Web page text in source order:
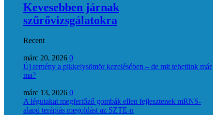
Kevesebben járnak
szűrővizsgálatokra
Recent
márc 20, 2026 0
Új remény a pikkelysömör kezelésében – de mit tehetünk már
ma?
márc 13, 2026 0
A légutakat megfertőző gombák ellen fejlesztenek mRNS-
alapú terápiás megoldást az SZTE-n